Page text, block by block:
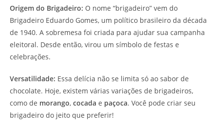
Origem do Brigadeiro: O nome “brigadeiro” vem do
Brigadeiro Eduardo Gomes, um político brasileiro da década
de 1940. A sobremesa foi criada para ajudar sua campanha
eleitoral. Desde então, virou um símbolo de festas e
celebrações.
Versatilidade: Essa delícia não se limita só ao sabor de
chocolate. Hoje, existem várias variações de brigadeiros,
como de morango, cocada e paçoca. Você pode criar seu
brigadeiro do jeito que preferir!